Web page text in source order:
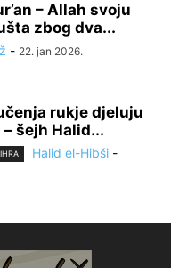
– Allah svoju
zbog dva...
- 22. jan 2026.
rukje djeluju
šejh Halid...
Halid el-Hibši -